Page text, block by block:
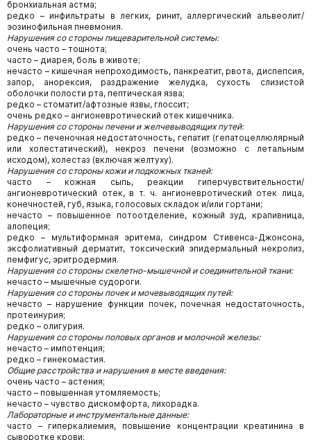
бронхиальная астма;
редко – инфильтраты в легких, ринит, аллергический альвеолит/
эозинофильная пневмония.
Нарушения со стороны пищеварительной системы:
очень часто – тошнота;
часто – диарея, боль в животе;
нечасто – кишечная непроходимость, панкреатит, рвота, диспепсия,
запор, анорексия, раздражение желудка, сухость слизистой
оболочки полости рта, пептическая язва;
редко – стоматит/афтозные язвы, глоссит;
очень редко – ангионевротический отек кишечника.
Нарушения со стороны печени и желчевыводящих путей:
редко – печеночная недостаточность, гепатит (гепатоцеллюлярный
или холестатический), некроз печени (возможно с летальным
исходом), холестаз (включая желтуху).
Нарушения со стороны кожи и подкожных тканей:
часто – кожная сыпь, реакции гиперчувствительности/
ангионевротический отек, в т. ч. ангионевротический отек лица,
конечностей, губ, языка, голосовых складок и/или гортани;
нечасто – повышенное потоотделение, кожный зуд, крапивница,
алопеция;
редко – мультиформная эритема, синдром Стивенса-Джонсона,
эксфолиативный дерматит, токсический эпидермальный некролиз,
пемфигус, эритродермия.
Нарушения со стороны скелетно-мышечной и соединительной ткани:
нечасто – мышечные судороги.
Нарушения со стороны почек и мочевыводящих путей:
нечасто – нарушение функции почек, почечная недостаточность,
протеинурия;
редко – олигурия.
Нарушения со стороны половых органов и молочной железы:
нечасто – импотенция;
редко – гинекомастия.
Общие расстройства и нарушения в месте введения:
очень часто – астения;
часто – повышенная утомляемость;
нечасто – чувство дискомфорта, лихорадка.
Лабораторные и инструментальные данные:
часто – гиперкалиемия, повышение концентрации креатинина в
сыворотке крови;